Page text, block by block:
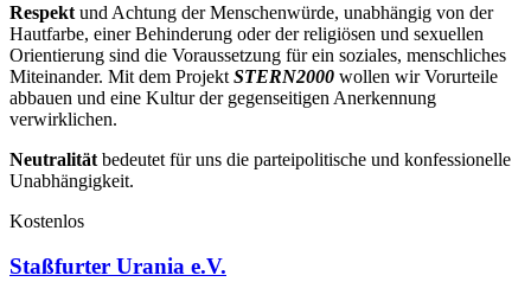
Respekt und Achtung der Menschenwürde, unabhängig von der
Hautfarbe, einer Behinderung oder der religiösen und sexuellen
Orientierung sind die Voraussetzung für ein soziales, menschliches
Miteinander. Mit dem Projekt STERN2000 wollen wir Vorurteile
abbauen und eine Kultur der gegenseitigen Anerkennung
verwirklichen.
Neutralität bedeutet für uns die parteipolitische und konfessionelle
Unabhängigkeit.
Kostenlos
Staßfurter Urania e.V.